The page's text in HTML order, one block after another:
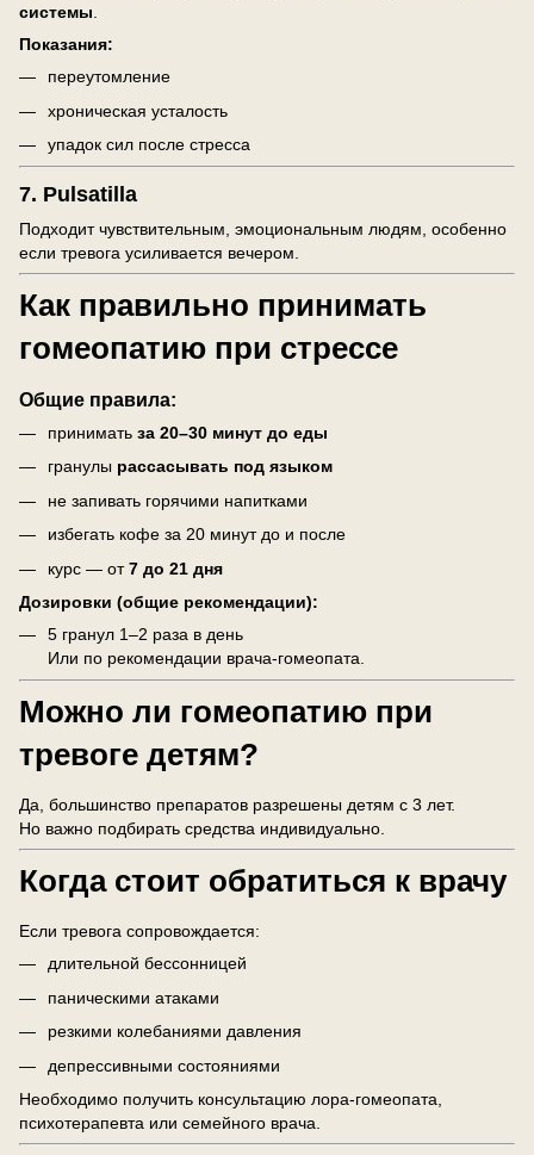
системы.
Показания:
переутомление
хроническая усталость
упадок сил после стресса
7. Pulsatilla
Подходит чувствительным, эмоциональным людям, особенно
если тревога усиливается вечером.
Как правильно принимать
гомеопатию при стрессе
Общие правила:
принимать за 20–30 минут до еды
гранулы рассасывать под языком
не запивать горячими напитками
избегать кофе за 20 минут до и после
курс — от7 до 21 дня
Дозировки (общие рекомендации):
5 гранул 1–2 раза в день
Или по рекомендации врача-гомеопата.
Можно ли гомеопатию при
тревоге детям?
Да, большинство препаратов разрешены детям с 3 лет.
Но важно подбирать средства индивидуально.
Когда стоит обратиться к врачу
Если тревога сопровождается:
длительной бессонницей
паническими атаками
резкими колебаниями давления
депрессивными состояниями
Необходимо получить консультацию лора-гомеопата,
психотерапевта или семейного врача.